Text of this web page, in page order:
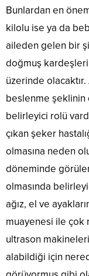
Bunlardan en
kilolu ise ya da
aileden gelen bir
doğmuş
üzerinde
beslenme
belirleyici rolü
çıkan şeker
olmasına neden
döneminde
olmasında
ağız, el ve
muayenesi ile çok
ultrason
alabildiği için